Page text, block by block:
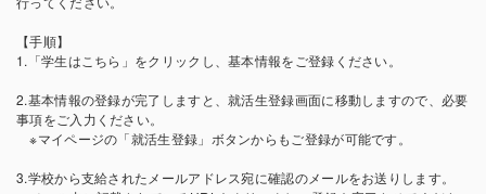
【手順】
1.「学生はこちら」をクリックし、基本情報をご登録ください。
2.基本情報の登録が完了しますと、就活生登録画面に移動しますので、必要
事項をご入力ください。
※マイページの「就活生登録」ボタンからもご登録が可能です。
3.学校から支給されたメールアドレス宛に確認のメールをお送りします。